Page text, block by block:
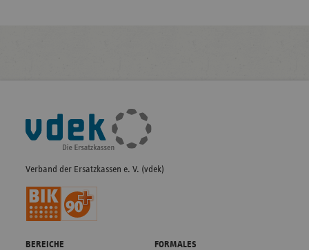
Fußleisten-
Navigation
Verband der Ersatzkassen e. V. (vdek)
BEREICHE FORMALES